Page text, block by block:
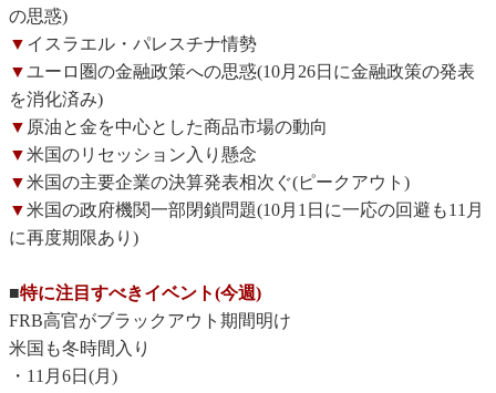
の思惑)
▼ イスラエル・パレスチナ情勢
▼ユーロ圏の金融政策への思惑(10月26日に金融政策の発表
を消化済み)
▼ 原油と金を中心とした商品市場の動向
▼米国のリセッション入り懸念
▼米国の主要企業の決算発表相次ぐ(ピークアウト)
▼米国の政府機関一部閉鎖問題(10月1日に一応の回避も11月
に再度期限あり)
■特に注目すべきイベント(今週)
FRB高官がブラックアウト期間明け
米国も冬時間入り
・11月6日(月)